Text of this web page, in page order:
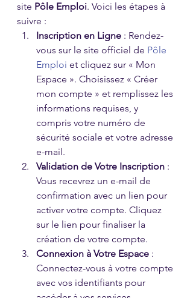
site Pôle Emploi. Voici les étapes à
suivre :
Inscription en Ligne : Rendez-
vous sur le site officiel de Pôle
Emploi et cliquez sur « Mon
Espace ». Choisissez « Créer
mon compte » et remplissez les
informations requises, y
compris votre numéro de
sécurité sociale et votre adresse
e-mail.
Validation de Votre Inscription :
Vous recevrez un e-mail de
confirmation avec un lien pour
activer votre compte. Cliquez
sur le lien pour finaliser la
création de votre compte.
Connexion à Votre Espace :
Connectez-vous à votre compte
avec vos identifiants pour